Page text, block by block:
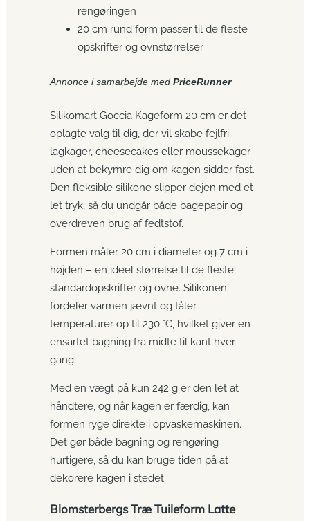
rengøringen
20 cm rund form passer til de fleste
opskrifter og ovnstørrelser
Annonce i samarbejde med PriceRunner
Silikomart Goccia Kageform 20 cm er det
oplagte valg til dig, der vil skabe fejlfri
lagkager, cheesecakes eller moussekager
uden at bekymre dig om kagen sidder fast.
Den fleksible silikone slipper dejen med et
let tryk, så du undgår både bagepapir og
overdreven brug af fedtstof.
Formen måler 20 cm i diameter og 7 cm i
højden – en ideel størrelse til de fleste
standardopskrifter og ovne. Silikonen
fordeler varmen jævnt og tåler
temperaturer op til 230 °C, hvilket giver en
ensartet bagning fra midte til kant hver
gang.
Med en vægt på kun 242 g er den let at
håndtere, og når kagen er færdig, kan
formen ryge direkte i opvaskemaskinen.
Det gør både bagning og rengøring
hurtigere, så du kan bruge tiden på at
dekorere kagen i stedet.
Blomsterbergs Træ Tuileform Latte